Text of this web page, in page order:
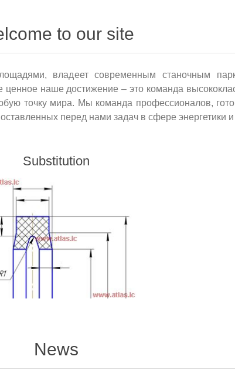
to our site
владеет современным станочным
наше достижение – это команда
точку мира. Мы команда профессионалов,
перед нами задач в сфере энергетики
Substitution
News